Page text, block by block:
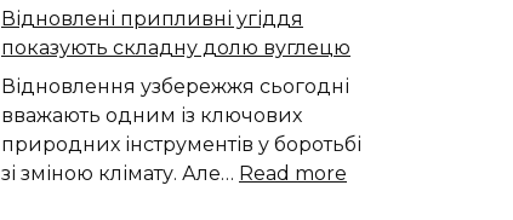
на
полі
під
час
жнив
на
Відновлені припливні угіддя
показують складну долю вуглецю
Відновлення узбережжя сьогодні
вважають одним із ключових
природних інструментів у боротьбі
зі зміною клімату. Але… Read more